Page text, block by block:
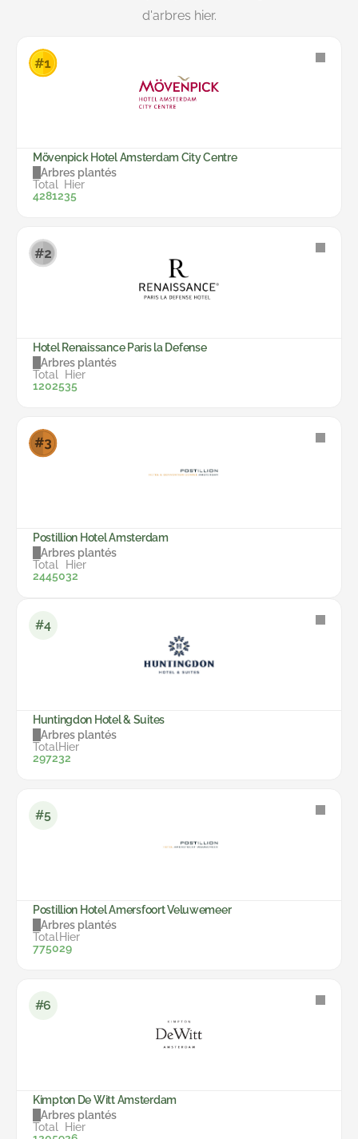
d'arbres hier.
Mövenpick Hotel Amsterdam City Centre
Arbres plantés
Total
42812
Hier
35
Hotel Renaissance Paris la Defense
Arbres plantés
Total
12025
Hier
35
Postillion Hotel Amsterdam
Arbres plantés
Total
24450
Hier
32
#4
Huntingdon Hotel & Suites
Arbres plantés
Total
2972
Hier
32
#5
Postillion Hotel Amersfoort Veluwemeer
Arbres plantés
Total
7750
Hier
29
#6
Kimpton De Witt Amsterdam
Arbres plantés
Total
Hier